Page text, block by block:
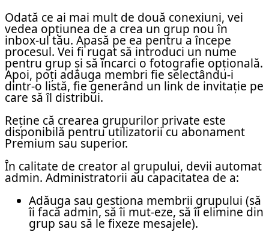
Odată ce ai mai mult de două conexiuni, vei
vedea opțiunea de a crea un grup nou în
inbox-ul tău. Apasă pe ea pentru a începe
procesul. Vei fi rugat să introduci un nume
pentru grup și să încarci o fotografie opțională.
Apoi, poți adăuga membri fie selectându-i
dintr-o listă, fie generând un link de invitație pe
care să îl distribui.
Reține că crearea grupurilor private este
disponibilă pentru utilizatorii cu abonament
Premium sau superior.
În calitate de creator al grupului, devii automat
admin. Administratorii au capacitatea de a:
Adăuga sau gestiona membrii grupului (să
îi facă admin, să îi mut-eze, să îi elimine din
grup sau să le fixeze mesajele).